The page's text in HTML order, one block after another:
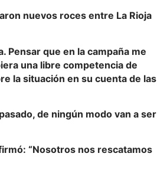
nuevos roces entre La Rioja
Pensar que en la campaña me
una libre competencia de
la situación en su cuenta de las
de ningún modo van a ser
“Nosotros nos rescatamos